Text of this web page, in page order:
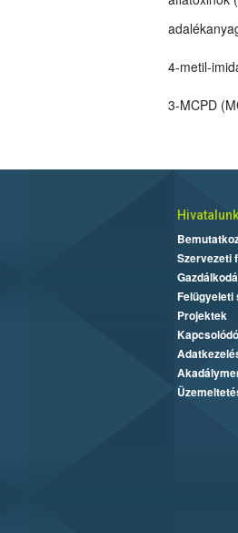
4-metil-
3-MCPD
Hivatalunk
Szervezeti
Felügyeleti
Projektek